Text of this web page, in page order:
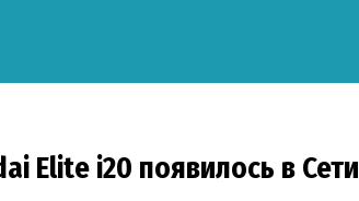
Elite i20 появилось в Сети